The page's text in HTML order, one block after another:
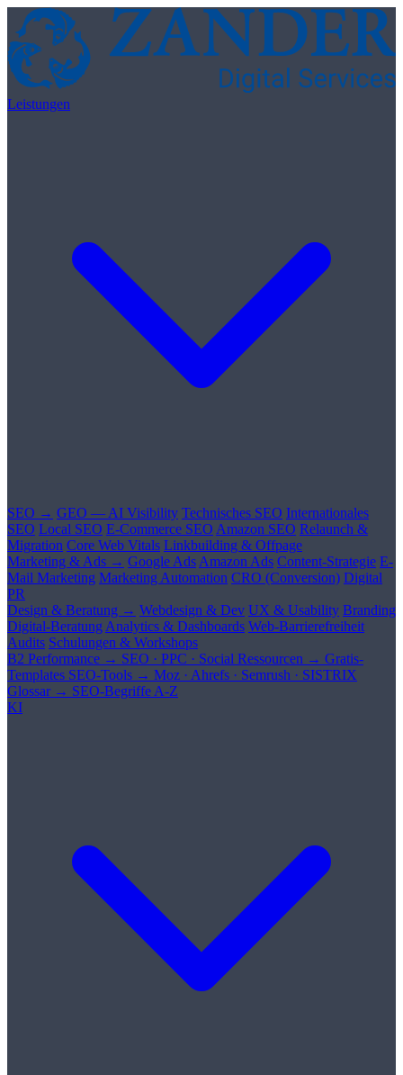
Zum Inhalt springen
Leistungen
SEO → GEO — AI Visibility Technisches SEO Internationales
SEO Local SEO E-Commerce SEO Amazon SEO Relaunch &
Migration Core Web Vitals Linkbuilding & Offpage
Marketing & Ads → Google Ads Amazon Ads Content-Strategie E-
Mail Marketing Marketing Automation CRO (Conversion) Digital
PR
Design & Beratung → Webdesign & Dev UX & Usability Branding
Digital-Beratung Analytics & Dashboards Web-Barrierefreiheit
Audits Schulungen & Workshops
B2 Performance → SEO · PPC · Social Ressourcen → Gratis-
Templates SEO-Tools → Moz · Ahrefs · Semrush · SISTRIX
Glossar → SEO-Begriffe A-Z
KI